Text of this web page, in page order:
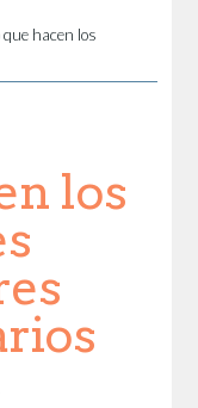
que hacen los
los